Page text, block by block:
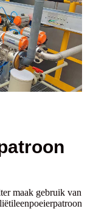
maak gebruik van